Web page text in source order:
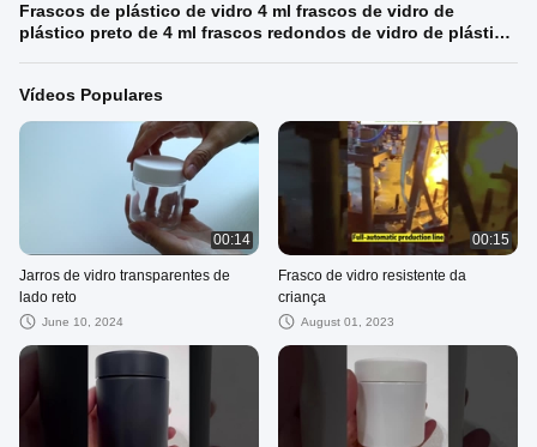
Frascos de plástico de vidro 4 ml frascos de vidro de
plástico preto de 4 ml frascos redondos de vidro de plástico
Vídeos Populares
00:14
Jarros de vidro transparentes de
lado reto
June 10, 2024
00:15
Frasco de vidro resistente da
criança
August 01, 2023